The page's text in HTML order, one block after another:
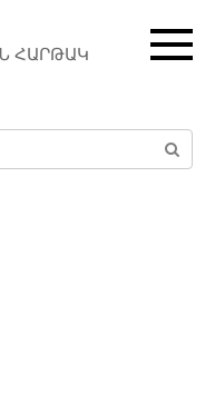
ՀԱՐԹԱԿ